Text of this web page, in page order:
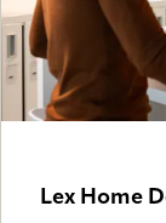
Lex Home